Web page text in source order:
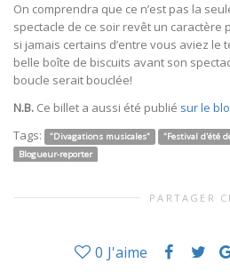
On comprendra que ce n’est pas la
spectacle de ce soir revêt un caractère
si jamais certains d’entre vous aviez le
belle boîte de biscuits avant son
boucle serait bouclée!
N.B. Ce billet a aussi été publié sur le
Tags:
"Divagations musicales"
"Festival d'été
Blogueur-reporter
PARTAGER
0 J'aime